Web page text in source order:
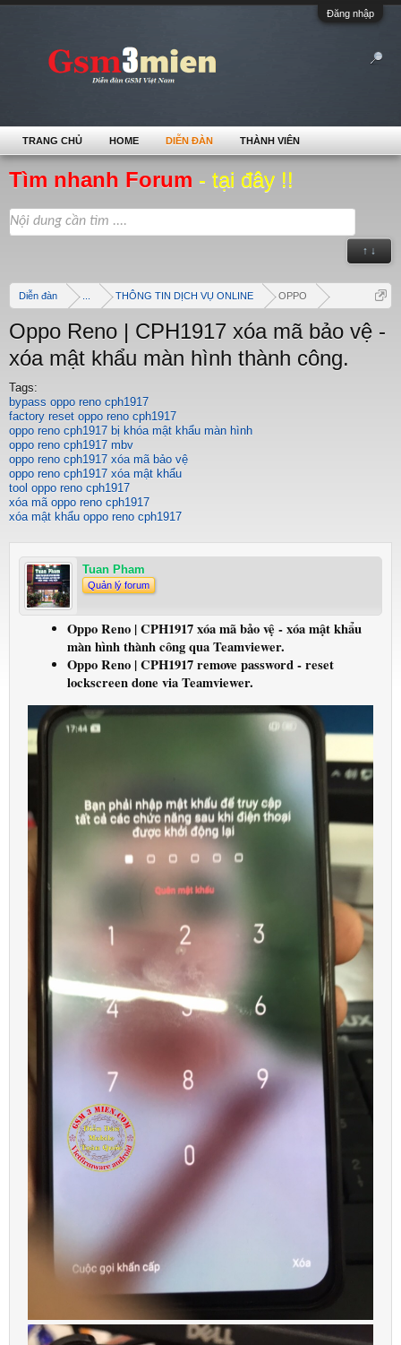
Đăng nhập
Tìm nhanh Forum - tại đây !!
↑ ↓
Diễn đàn THÔNG TIN DỊCH VỤ ONLINE OPPO
Oppo Reno | CPH1917 xóa mã bảo vệ -
xóa mật khẩu màn hình thành công.
Tags:
bypass oppo reno cph1917
factory reset oppo reno cph1917
oppo reno cph1917 bị khóa mật khẩu màn hình
oppo reno cph1917 mbv
oppo reno cph1917 xóa mã bảo vệ
oppo reno cph1917 xóa mật khẩu
tool oppo reno cph1917
xóa mã oppo reno cph1917
xóa mật khẩu oppo reno cph1917
Tuan Pham
Quản lý forum
Oppo Reno | CPH1917 xóa mã bảo vệ - xóa mật khẩu
màn hình thành công qua Teamviewer.
Oppo Reno | CPH1917 remove password - reset
lockscreen done via Teamviewer.
TRANG CHỦ HOME DIỄN ĐÀN THÀNH VIÊN